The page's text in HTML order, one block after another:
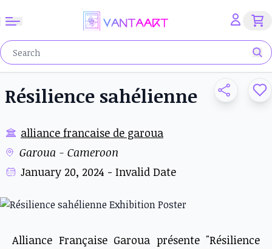
Résilience sahélienne
alliance francaise de garoua
Garoua - Cameroon
January 20, 2024 - Invalid Date
Alliance Française Garoua présente "Résilience